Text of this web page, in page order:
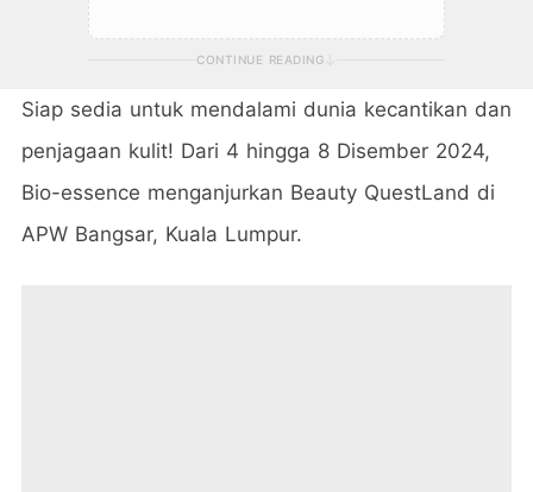
CONTINUE READING
Siap sedia untuk mendalami dunia kecantikan dan
penjagaan kulit! Dari 4 hingga 8 Disember 2024,
Bio-essence menganjurkan Beauty QuestLand di
APW Bangsar, Kuala Lumpur.